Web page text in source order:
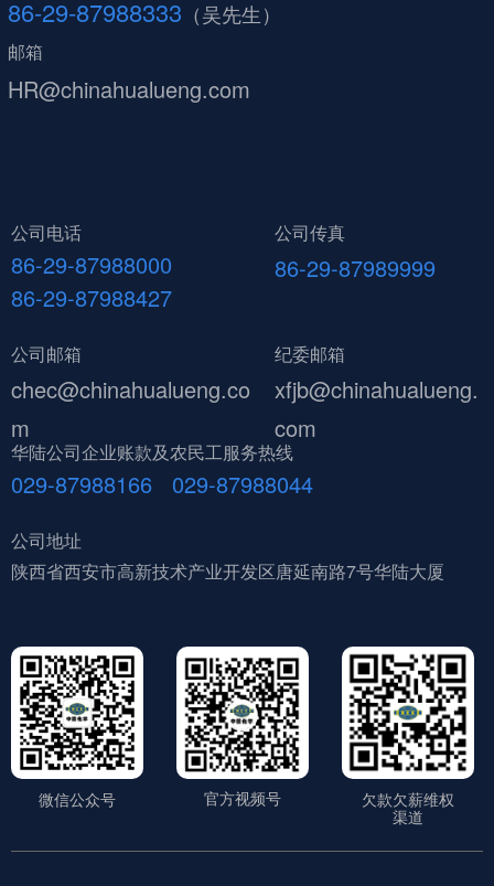
公司电话
86-29-87988000
86-29-87988427
公司邮箱
chec@chinahualueng.co
m
纪委邮箱
xfjb@chinahualueng.
com
公司地址
陕西省西安市高新技术产业开发区唐延南路7号华陆大厦
华陆公司企业账款及农民工服务热线
029-87988166 029-87988044
86-29-87988333 （吴先生）
邮箱
HR@chinahualueng.com
公司传真
86-29-87989999
欠款欠薪维权
渠道
微信公众号 官方视频号